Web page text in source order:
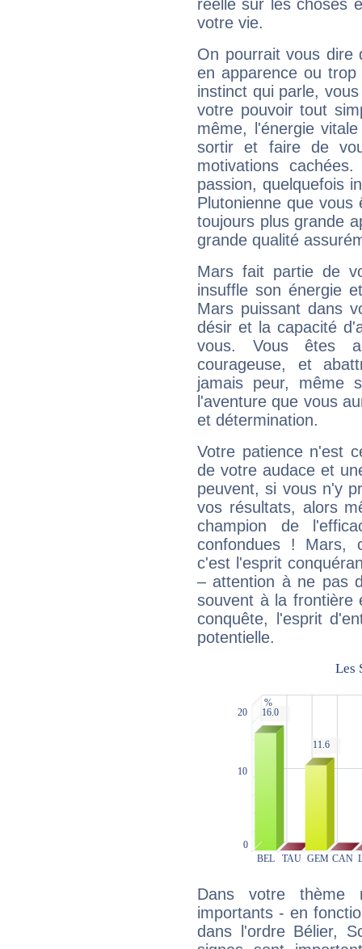
réelle sur les choses
votre vie.
On pourrait vous dire
en apparence ou
instinct qui parle,
votre pouvoir tout
même, l'énergie
sortir et faire de
motivations
passion, quelquefois
Plutonienne que
toujours plus grande
grande qualité
Mars fait partie de
insuffle son énergie
Mars puissant dans
désir et la capacité
vous. Vous êtes
courageuse, et
jamais peur, même
l'aventure que vous
et détermination.
Votre patience n'est
de votre audace et
peuvent, si vous n'y
vos résultats, alors
champion de
confondues ! Mars,
c'est l'esprit
– attention à ne pas
souvent à la frontière
conquête, l'esprit
potentielle.
Dans votre thème
importants - en
dans l'ordre Bélier,